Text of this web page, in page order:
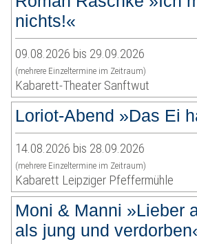
nichts!«
09.08.2026 bis 29.09.2026
(mehrere Einzeltermine im Zeitraum)
Kabarett-Theater Sanftwut
Loriot-Abend »Das Ei
14.08.2026 bis 28.09.2026
(mehrere Einzeltermine im Zeitraum)
Kabarett Leipziger Pfeffermühle
Moni & Manni »Lieber
als jung und